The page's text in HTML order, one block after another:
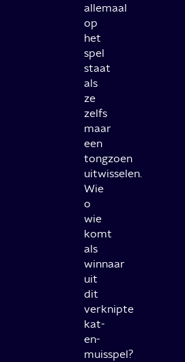
allemaal
op
het
spel
staat
als
ze
zelfs
maar
een
tongzoen
uitwisselen.
Wie
o
wie
komt
als
winnaar
uit
dit
verknipte
kat-
en-
muisspel?